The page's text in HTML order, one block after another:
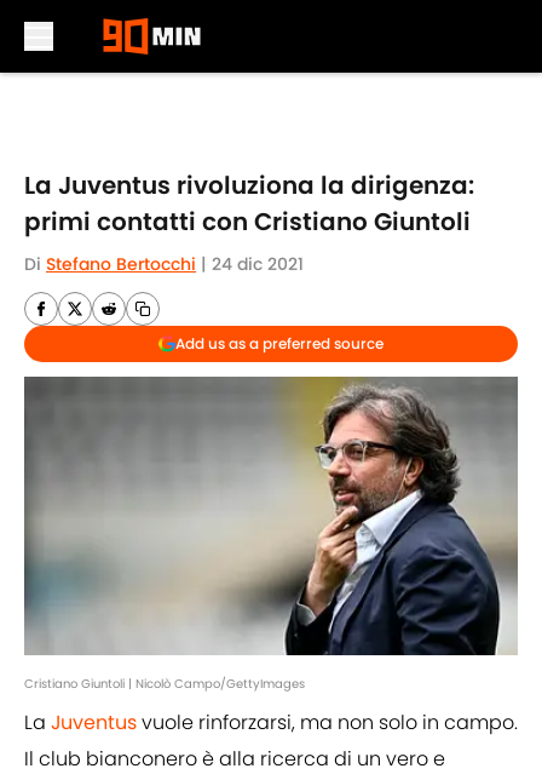
La Juventus rivoluziona la dirigenza:
primi contatti con Cristiano Giuntoli
Di Stefano Bertocchi | 24 dic 2021
Add us as a preferred source
Cristiano Giuntoli | Nicolò Campo/GettyImages
La Juventusvuole rinforzarsi, ma non solo in campo.
Il club bianconero è alla ricerca di un vero e